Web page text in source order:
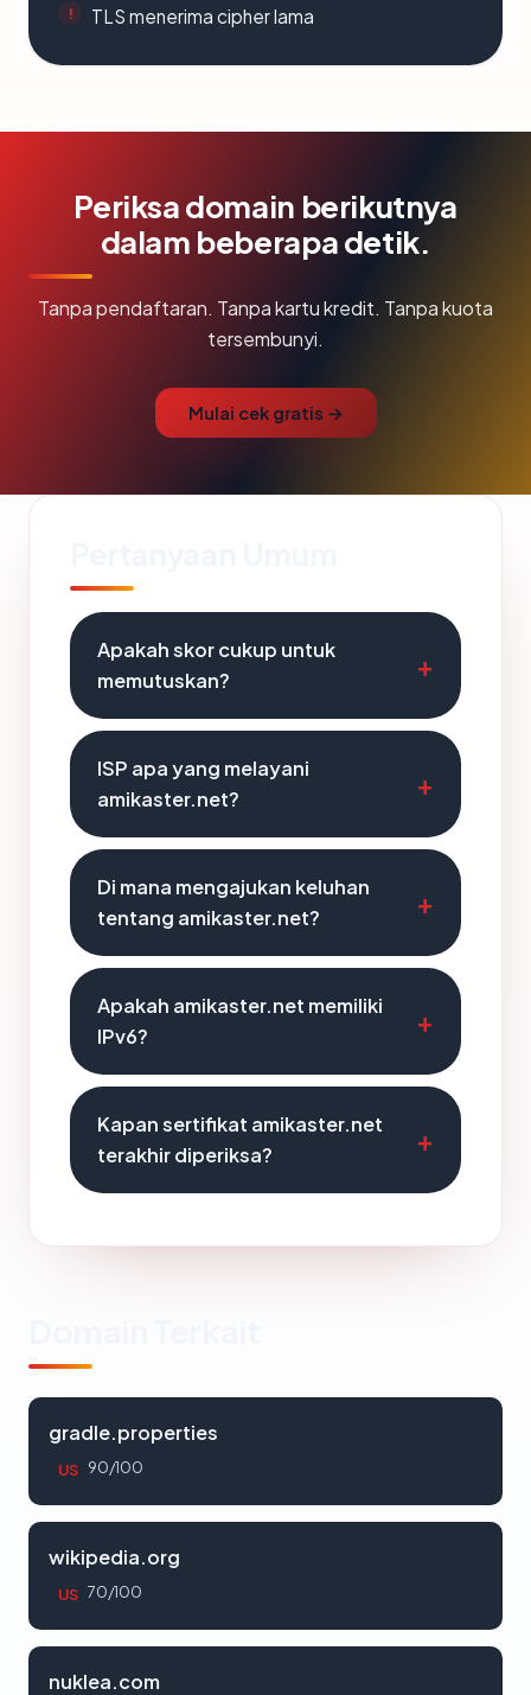
TLS menerima cipher lama
Periksa domain berikutnya
dalam beberapa detik.
Tanpa pendaftaran. Tanpa kartu kredit. Tanpa kuota
tersembunyi.
Mulai cek gratis →
Apakah skor cukup untuk
memutuskan?
ISP apa yang melayani
amikaster.net?
Di mana mengajukan keluhan
tentang amikaster.net?
Apakah amikaster.net memiliki
IPv6?
Kapan sertifikat amikaster.net
terakhir diperiksa?
gradle.properties
US 90/100
wikipedia.org
US 70/100
nuklea.com